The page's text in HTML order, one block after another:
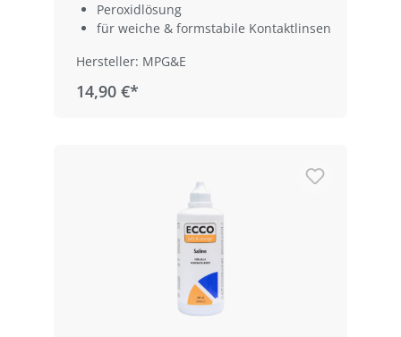
Peroxidlösung
für weiche & formstabile Kontaktlinsen
Hersteller: MPG&E
14,90 €*